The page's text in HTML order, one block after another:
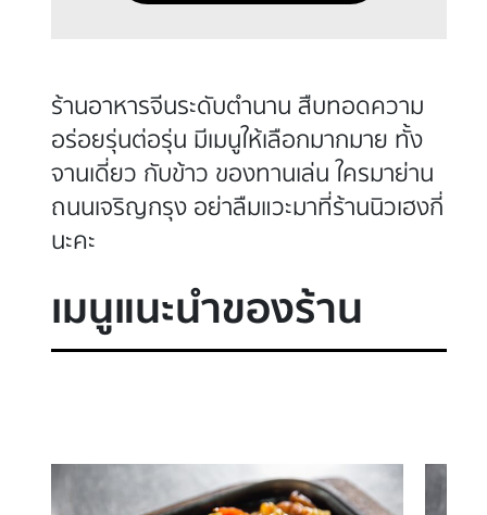
ร้านอาหารจีนระดับตำนาน สืบทอดความ
อร่อยรุ่นต่อรุ่น มีเมนูให้เลือกมากมาย ทั้ง
จานเดี่ยว กับข้าว ของทานเล่น ใครมาย่าน
ถนนเจริญกรุง อย่าลืมแวะมาที่ร้านนิวเฮงกี่
นะคะ
เมนูแนะนำของร้าน